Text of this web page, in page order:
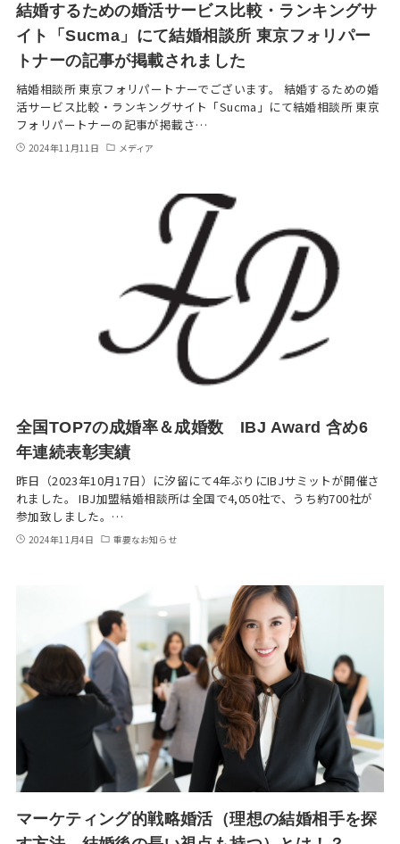
結婚するための婚活サービス比較・ランキングサ
イト「Sucma」にて結婚相談所 東京フォリパー
トナーの記事が掲載されました
結婚相談所 東京フォリパートナーでございます。 結婚するための婚
活サービス比較・ランキングサイト「Sucma」にて結婚相談所 東京
フォリパートナーの記事が掲載さ…
2024年11月11日 メディア
全国TOP7の成婚率＆成婚数 IBJ Award 含め6
年連続表彰実績
昨日（2023年10月17日）に汐留にて4年ぶりにIBJサミットが開催さ
れました。 IBJ加盟結婚相談所は全国で4,050社で、うち約700社が
参加致しました。…
2024年11月4日 重要なお知らせ
マーケティング的戦略婚活（理想の結婚相手を探